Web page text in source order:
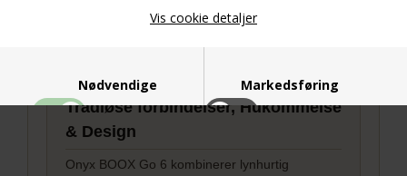
Vis cookie detaljer
Nødvendige Markedsføring
Trådløse forbindelser, Hukommelse
& Design
Onyx BOOX Go 6 kombinerer lynhurtig